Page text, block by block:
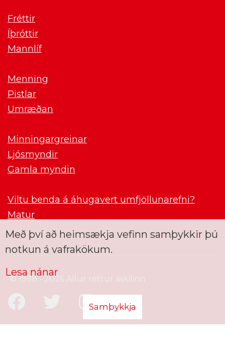
Fréttir
Íþróttir
Mannlíf
Menning
Pistlar
Umræðan
Minningargreinar
Ljósmyndir
Gamla myndin
Viltu benda á áhugavert umfjöllunarefni?
Matur
© 1998 - 2026 Allur réttur áskilinn
Með því að heimsækja vefinn samþykkir þú
notkun á vafrakökum.
Lesa nánar
Samþykkja